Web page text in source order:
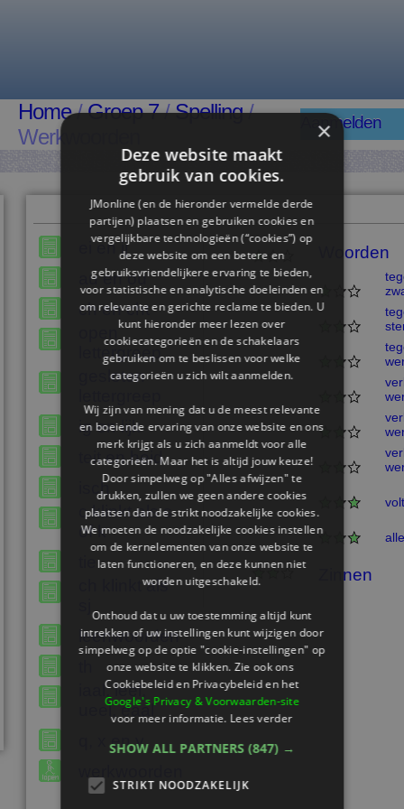
Home/Groep 7/Spelling/
Werkwoorden
Aanmelden
ei en ij
au en ou
ch en cht
lettergreep
gesloten
ig en lijk
teit en heid
isch
c klinkt als s
of k
ch klinkt als
leenwoorden
iaal, ieel,
ueel, eaal
q, x en y
Woorden
Zinnen
×
Deze website maakt
gebruik van cookies.
JMonline (en de hieronder vermelde derde
partijen) plaatsen en gebruiken cookies en
vergelijkbare technologieën (“cookies”) op
deze website om een ​​betere en
gebruiksvriendelijkere ervaring te bieden,
voor statistische en analytische doeleinden en
om relevante en gerichte reclame te bieden. U
kunt hieronder meer lezen over
cookiecategorieën en de schakelaars
gebruiken om te beslissen voor welke
categorieën u zich wilt aanmelden.
Wij zijn van mening dat u de meest relevante
en boeiende ervaring van onze website en ons
merk krijgt als u zich aanmeldt voor alle
categorieën. Maar het is altijd jouw keuze!
Door simpelweg op "Alles afwijzen" te
drukken, zullen we geen andere cookies
plaatsen dan de strikt noodzakelijke cookies.
We moeten de noodzakelijke cookies instellen
om de kernelementen van onze website te
laten functioneren, en deze kunnen niet
worden uitgeschakeld.
Onthoud dat u uw toestemming altijd kunt
intrekken of uw instellingen kunt wijzigen door
simpelweg op de optie "cookie-instellingen" op
onze website te klikken. Zie ook ons ​​
Cookiebeleid en Privacybeleid en het
Google's Privacy & Voorwaarden-site
voor meer informatie.Lees verder
SHOW ALL PARTNERS (847) →
STRIKT NOODZAKELIJK